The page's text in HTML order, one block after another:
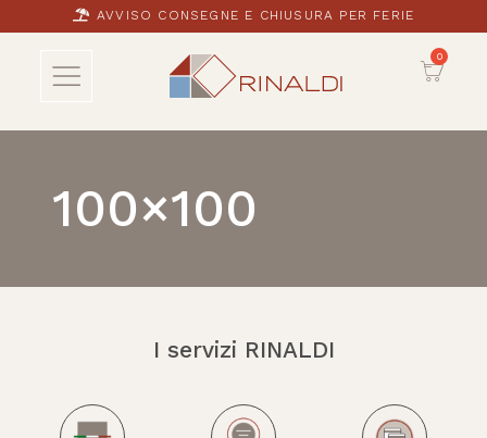
100×100
I servizi RINALDI
AVVISO CONSEGNE E CHIUSURA PER FERIE